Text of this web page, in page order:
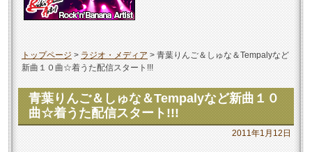
トップページ>ラジオ・メディア>青葉りんご＆しゅな＆Tempalyなど
新曲１０曲☆着うた配信スタート!!!
青葉りんご＆しゅな＆Tempalyなど新曲１０
曲☆着うた配信スタート!!!
2011年1月12日